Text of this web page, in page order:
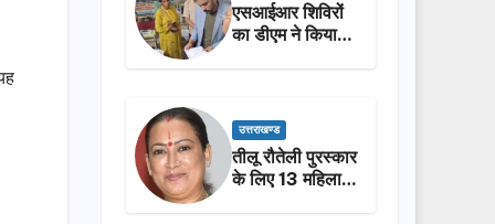
एसआईआर शिविरों
का डीएम ने किया
उत्तराखण्ड
तीलू रौतेली पुरस्कार
के लिए 13 महिलाओं